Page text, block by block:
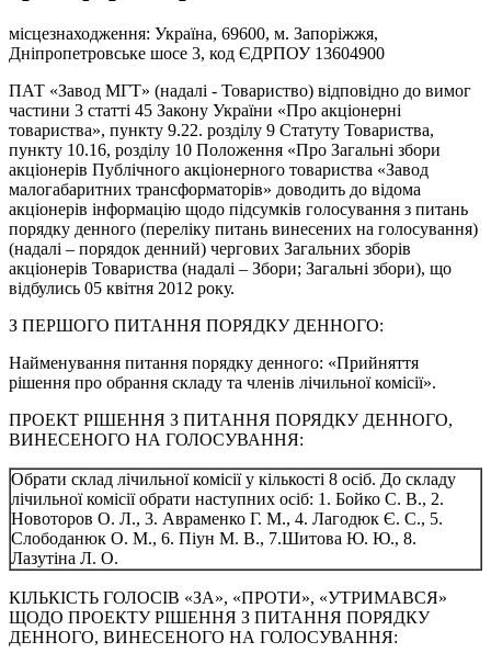
місцезнаходження: Україна, 69600, м. Запоріжжя,
Дніпропетровське шосе 3, код ЄДРПОУ 13604900
ПАТ «Завод МГТ» (надалі - Товариство) відповідно до вимог
частини 3 статті 45 Закону України «Про акціонерні
товариства», пункту 9.22. розділу 9 Статуту Товариства,
пункту 10.16, розділу 10 Положення «Про Загальні збори
акціонерів Публічного акціонерного товариства «Завод
малогабаритних трансформаторів» доводить до відома
акціонерів інформацію щодо підсумків голосування з питань
порядку денного (переліку питань винесених на голосування)
(надалі – порядок денний) чергових Загальних зборів
акціонерів Товариства (надалі – Збори; Загальні збори), що
відбулись 05 квітня 2012 року.
З ПЕРШОГО ПИТАННЯ ПОРЯДКУ ДЕННОГО:
Найменування питання порядку денного: «Прийняття
рішення про обрання складу та членів лічильної комісії».
ПРОЕКТ РІШЕННЯ З ПИТАННЯ ПОРЯДКУ ДЕННОГО,
ВИНЕСЕНОГО НА ГОЛОСУВАННЯ:
Обрати склад лічильної комісії у кількості 8 осіб. До складу
лічильної комісії обрати наступних осіб: 1. Бойко С. В., 2.
Новоторов О. Л., 3. Авраменко Г. М., 4. Лагодюк Є. С., 5.
Слободанюк О. М., 6. Піун М. В., 7.Шитова Ю. Ю., 8.
Лазутіна Л. О.
КІЛЬКІСТЬ ГОЛОСІВ «ЗА», «ПРОТИ», «УТРИМАВСЯ»
ЩОДО ПРОЕКТУ РІШЕННЯ З ПИТАННЯ ПОРЯДКУ
ДЕННОГО, ВИНЕСЕНОГО НА ГОЛОСУВАННЯ: